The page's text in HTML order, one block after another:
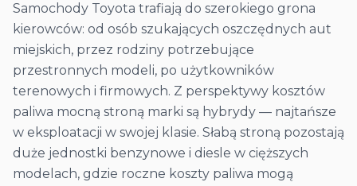
Samochody Toyota trafiają do szerokiego grona
kierowców: od osób szukających oszczędnych aut
miejskich, przez rodziny potrzebujące
przestronnych modeli, po użytkowników
terenowych i firmowych. Z perspektywy kosztów
paliwa mocną stroną marki są hybrydy — najtańsze
w eksploatacji w swojej klasie. Słabą stroną pozostają
duże jednostki benzynowe i diesle w cięższych
modelach, gdzie roczne koszty paliwa mogą